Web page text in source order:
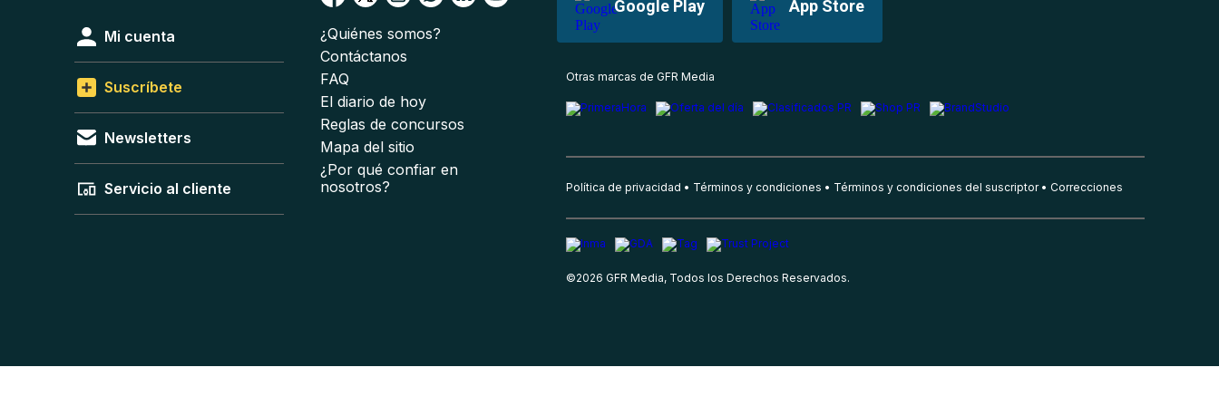
Google Play App Store
Mi cuenta
Suscríbete
Newsletters
Servicio al cliente
¿Quiénes somos?
Contáctanos
FAQ
El diario de hoy
Reglas de concursos
Mapa del sitio
¿Por qué confiar en
nosotros?
Otras marcas de GFR Media
Política de privacidad Términos y condiciones Términos y condiciones del suscriptor Correcciones
©2026 GFR Media, Todos los Derechos Reservados.